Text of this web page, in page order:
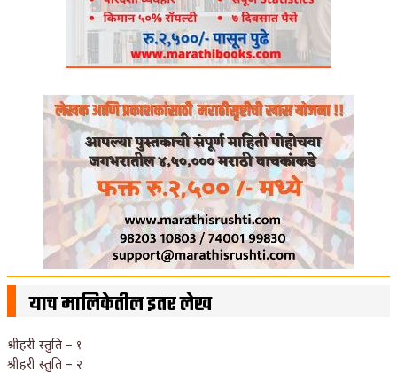
याच मालिकेतील इतर लेख
श्रीहरी स्तुति – १
श्रीहरी स्तुति – २